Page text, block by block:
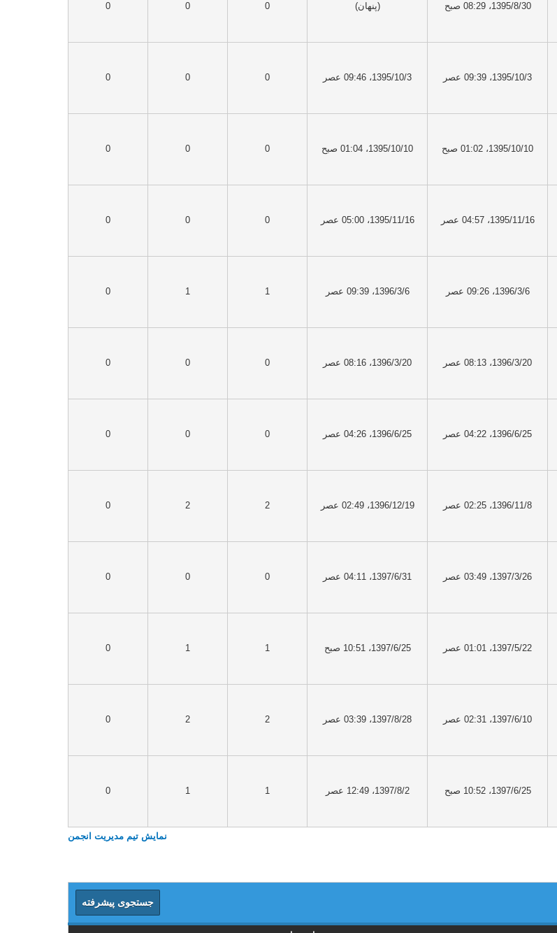
1395/8/30، 08:29 صبح (پنهان) 0
0
0
1395/10/3، 09:39 عصر 1395/10/3، 09:46 عصر 0
0
0
1395/10/10، 01:02 صبح 1395/10/10، 01:04 صبح 0
0
0
1395/11/16، 04:57 عصر 1395/11/16، 05:00 عصر 0
0
0
1396/3/6، 09:26 عصر 1396/3/6، 09:39 عصر 1
1
0
1396/3/20، 08:13 عصر 1396/3/20، 08:16 عصر 0
0
0
1396/6/25، 04:22 عصر 1396/6/25، 04:26 عصر 0
0
0
1396/11/8، 02:25 عصر 1396/12/19، 02:49 عصر 2
2
0
1397/3/26، 03:49 عصر 1397/6/31، 04:11 عصر 0
0
0
1397/5/22، 01:01 عصر 1397/6/25، 10:51 صبح 1
1
0
1397/6/10، 02:31 عصر 1397/8/28، 03:39 عصر 2
2
0
1397/6/25، 10:52 صبح 1397/8/2، 12:49 عصر 1
1
0
نمایش تیم مدیریت انجمن
جستجوی پیشرفته